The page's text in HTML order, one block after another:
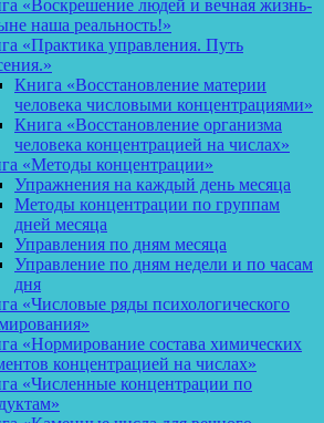
«Воскрешение людей и вечная жизнь-
наша реальность!»
«Практика управления. Путь
Книга «Восстановление материи
человека числовыми концентрациями»
Книга «Восстановление организма
человека концентрацией на числах»
«Методы концентрации»
Упражнения на каждый день месяца
Методы концентрации по группам
дней месяца
Управления по дням месяца
Управление по дням недели и по часам
дня
«Числовые ряды психологического
«Нормирование состава химических
концентрацией на числах»
«Численные концентрации по